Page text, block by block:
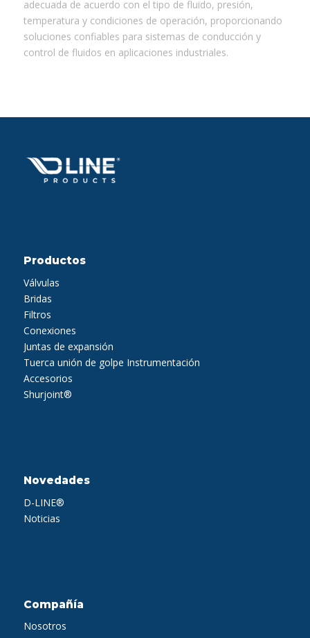
adecuada de acuerdo con el tipo de fluido, presión,
temperatura y condiciones de operación, proporcionando
soluciones confiables para sistemas de conducción y
control de fluidos en aplicaciones industriales.
Productos
Válvulas
Bridas
Filtros
Conexiones
Juntas de expansión
Tuerca unión de golpe Instrumentación
Accesorios
Shurjoint®
Novedades
D-LINE®
Noticias
Compañía
Nosotros